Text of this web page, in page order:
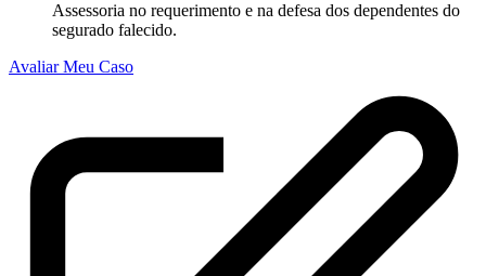
Assessoria no requerimento e na defesa dos dependentes do
segurado falecido.
Avaliar Meu Caso